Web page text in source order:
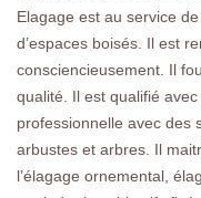
Elagage est au service
d’espaces boisés. Il est
consciencieusement. Il
qualité. Il est qualifié
professionnelle avec des
arbustes et arbres. Il
l’élagage ornemental,